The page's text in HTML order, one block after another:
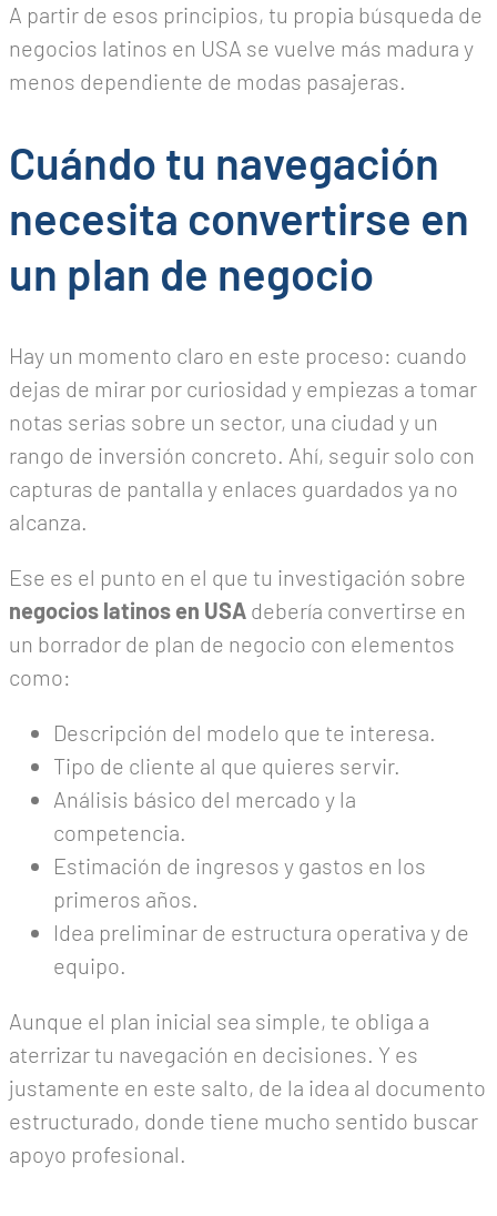
A partir de esos principios, tu propia búsqueda de
negocios latinos en USA se vuelve más madura y
menos dependiente de modas pasajeras.
Cuándo tu navegación
necesita convertirse en
un plan de negocio
Hay un momento claro en este proceso: cuando
dejas de mirar por curiosidad y empiezas a tomar
notas serias sobre un sector, una ciudad y un
rango de inversión concreto. Ahí, seguir solo con
capturas de pantalla y enlaces guardados ya no
alcanza.
Ese es el punto en el que tu investigación sobre
negocios latinos en USA debería convertirse en
un borrador de plan de negocio con elementos
como:
Descripción del modelo que te interesa.
Tipo de cliente al que quieres servir.
Análisis básico del mercado y la
competencia.
Estimación de ingresos y gastos en los
primeros años.
Idea preliminar de estructura operativa y de
equipo.
Aunque el plan inicial sea simple, te obliga a
aterrizar tu navegación en decisiones. Y es
justamente en este salto, de la idea al documento
estructurado, donde tiene mucho sentido buscar
apoyo profesional.